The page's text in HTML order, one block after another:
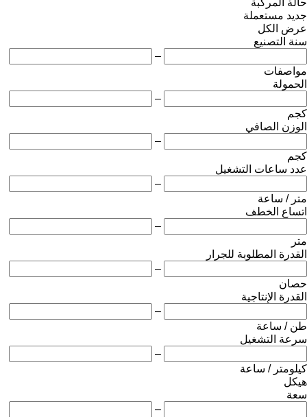
جديد مستعملة
عرض الكل
سنة التصنيع
–
مواصفات
الحمولة
–
كجم
الوزن الصافي
–
كجم
عدد ساعات التشغيل
–
متر / ساعة
اتساع الخطف
–
متر
القدرة المطلوبة للجرار
–
حصان
القدرة الإنتاجية
–
طن / ساعة
سرعة التشغيل
–
كيلومتر / ساعة
هيكل
سعة
–